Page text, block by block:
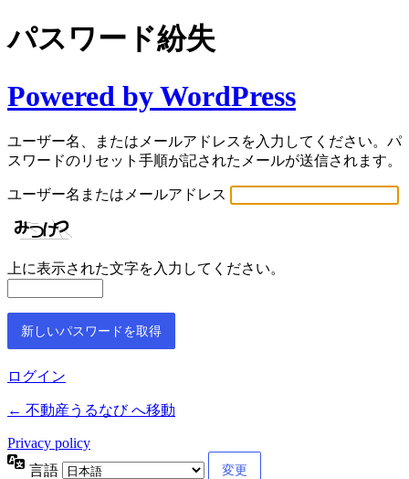
パスワード紛失
Powered by WordPress
ユーザー名、またはメールアドレスを入力してください。パ
スワードのリセット手順が記されたメールが送信されます。
ユーザー名またはメールアドレス
上に表示された文字を入力してください。
ログイン
← 不動産うるなび へ移動
Privacy policy
言語